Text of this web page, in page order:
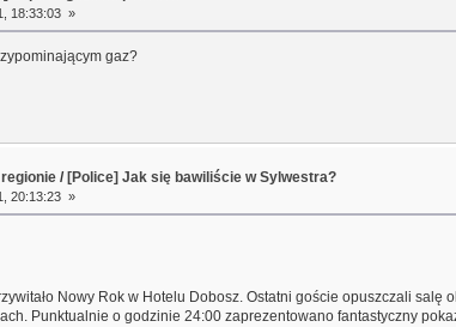
18:33:03 »
gaz?
/ [Police] Jak się bawiliście w Sylwestra?
20:13:23 »
Nowy Rok w Hotelu Dobosz. Ostatni goście opuszczali salę
Punktualnie o godzinie 24:00 zaprezentowano fantastyczny